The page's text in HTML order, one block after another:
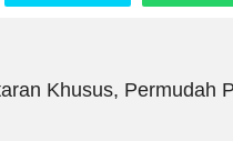
Khusus, Permudah